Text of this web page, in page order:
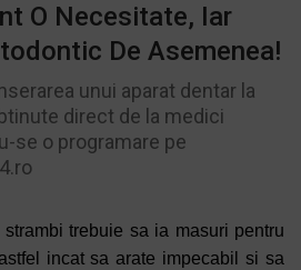
O Necesitate, Iar
De Asemenea!
unui aparat dentar la
direct de la medici
se o programare pe
trebuie sa ia masuri pentru
incat sa arate impecabil si sa